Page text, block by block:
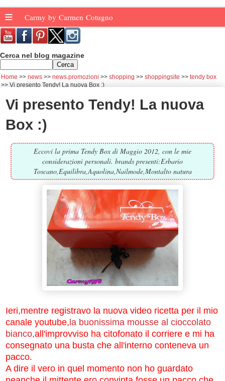
≡ Carmy by Carmen Cotugno
Cerca nel blog magazine
Home news news.promozioni shopping shoppingsite
tendy box
Vi presento Tendy! La nuova Box :)
Vi presento Tendy! La nuova
Box :)
Eccovi la prima Tendy Box di Maggio 2012, con le mie
considerazioni personali. brands presenti:Erbario
Toscano,Equilibra,Aquolina,Nailmode,Montalto natura
Ieri,mentre registravo la nuova video ricetta per il mio
canale youtube,la buonissima mousse al cioccolato
bianco,all'improvviso ha citofonato il corriere e mi ha
consegnato una busta che all'interno conteneva un
pacco.
A dire il vero in quel momento non ho guardato